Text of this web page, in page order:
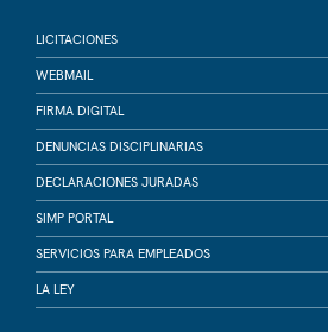
LICITACIONES
WEBMAIL
FIRMA DIGITAL
DENUNCIAS DISCIPLINARIAS
DECLARACIONES JURADAS
SIMP PORTAL
SERVICIOS PARA EMPLEADOS
LA LEY